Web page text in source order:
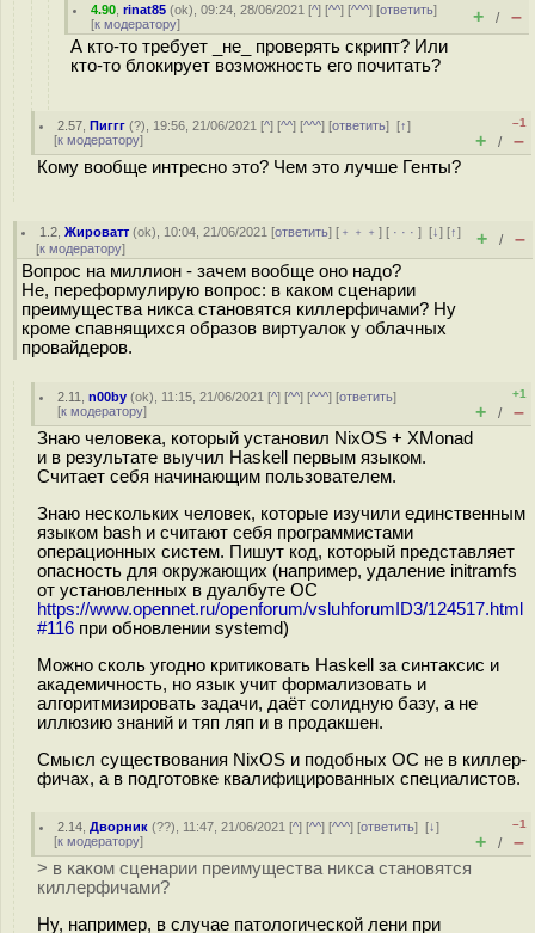
4.90 ,rinat85 (ok), 09:24, 28/06/2021 [^] [^^] [^^^] [ответить]
[к модератору] + / –
А кто-то требует _не_ проверять скрипт? Или
кто-то блокирует возможность его почитать?
2.57 ,Пиггг (?), 19:56, 21/06/2021 [^] [^^] [^^^] [ответить][↑]
[к модератору]
–1
+ / –
Кому вообще интресно это? Чем это лучше Генты?
1.2 ,Жироватт (ok), 10:04, 21/06/2021 [ответить] [ ﹢﹢﹢] [ · · ·][↓] [↑]
[к модератору] + / –
Вопрос на миллион - зачем вообще оно надо?
Не, переформулирую вопрос: в каком сценарии
преимущества никса становятся киллерфичами? Ну
кроме спавнящихся образов виртуалок у облачных
провайдеров.
2.11 ,n00by (ok), 11:15, 21/06/2021 [^] [^^] [^^^] [ответить]
[к модератору]
+1
+ / –
Знаю человека, который установил NixOS + XMonad
и в результате выучил Haskell первым языком.
Считает себя начинающим пользователем.
Знаю нескольких человек, которые изучили единственным
языком bash и считают себя программистами
операционных систем. Пишут код, который представляет
опасность для окружающих (например, удаление initramfs
от установленных в дуалбуте ОС
https://www.opennet.ru/openforum/vsluhforumID3/124517.html
#116 при обновлении systemd)
Можно сколь угодно критиковать Haskell за синтаксис и
академичность, но язык учит формализовать и
алгоритмизировать задачи, даёт солидную базу, а не
иллюзию знаний и тяп ляп и в продакшен.
Смысл существования NixOS и подобных ОС не в киллер-
фичах, а в подготовке квалифицированных специалистов.
2.14 ,Дворник (??), 11:47, 21/06/2021 [^] [^^] [^^^] [ответить][↓]
[к модератору]
–1
+ / –
> в каком сценарии преимущества никса становятся
киллерфичами?
Ну, например, в случае патологической лени при